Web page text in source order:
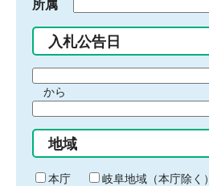
所属
入札公告日
間
始
り
から
間
終
わ
地域
本庁
岐阜地域（本庁除く）